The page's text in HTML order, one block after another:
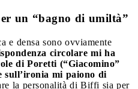
un “bagno di umiltà”
e densa sono ovviamente
circolare mi ha
di Poretti (“Giacomino”
sull’ironia mi paiono di
la personalità di Biffi sia per